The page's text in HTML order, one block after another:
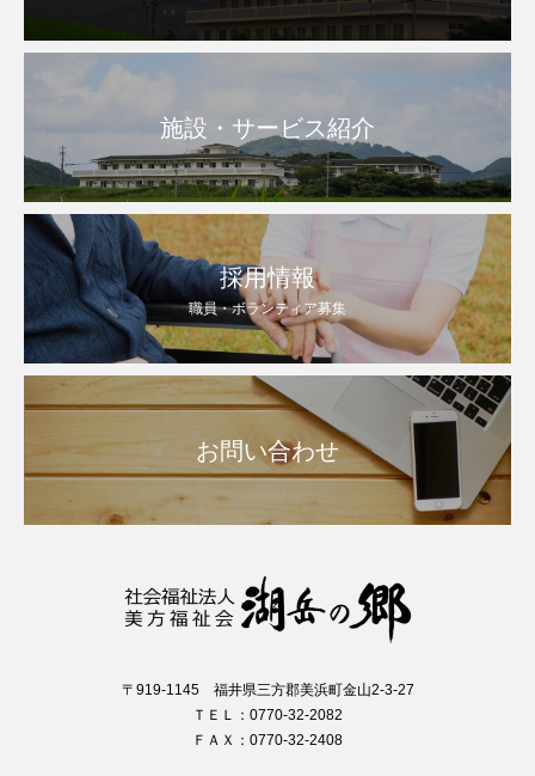
施設・サービス紹介
採用情報
職員・ボランティア募集
お問い合わせ
〒919-1145 福井県三方郡美浜町金山2-3-27
ＴＥＬ：0770-32-2082
ＦＡＸ：0770-32-2408